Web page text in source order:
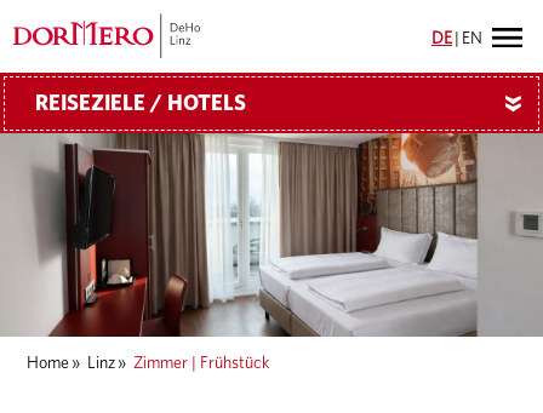
DE EN
REISEZIELE / HOTELS »
Home » Linz » Zimmer | Frühstück